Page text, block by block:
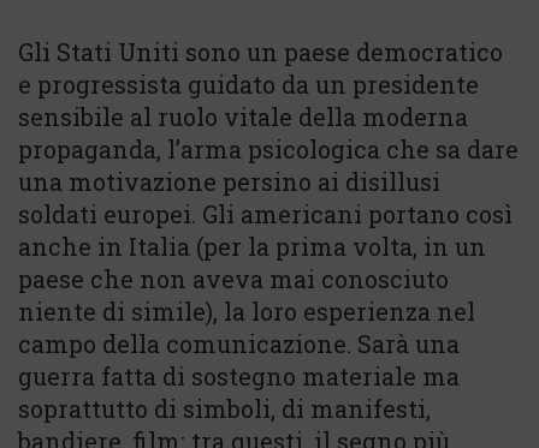
Gli Stati Uniti sono un paese democratico
e progressista guidato da un presidente
sensibile al ruolo vitale della moderna
propaganda, l’arma psicologica che sa dare
una motivazione persino ai disillusi
soldati europei. Gli americani portano così
anche in Italia (per la prima volta, in un
paese che non aveva mai conosciuto
niente di simile), la loro esperienza nel
campo della comunicazione. Sarà una
guerra fatta di sostegno materiale ma
soprattutto di simboli, di manifesti,
bandiere, film: tra questi, il segno più